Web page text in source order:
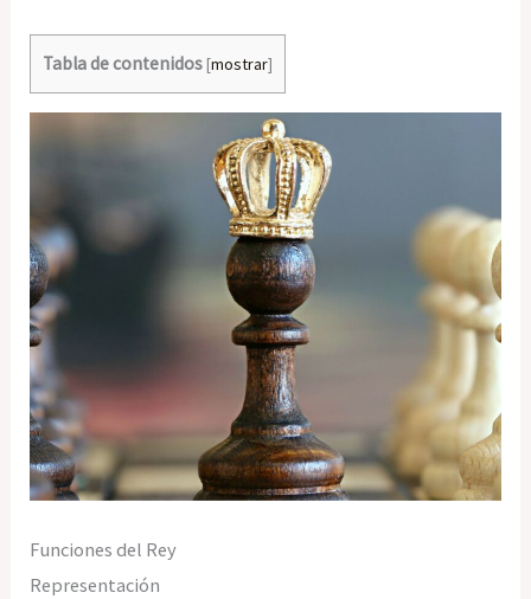
Tabla de contenidos [mostrar]
Funciones del Rey
Representación